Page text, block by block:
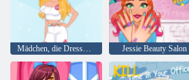
Mädchen, die Dressup Photoshopping Jessie Beauty Salon